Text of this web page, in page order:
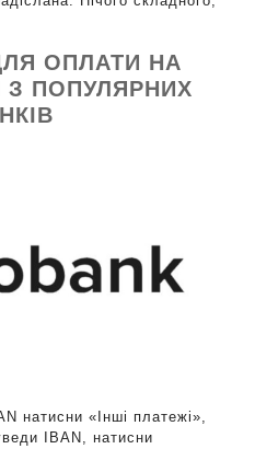
ОПЛАТИ НА
З ПОПУЛЯРНИХ
натисни «Інші платежі»,
IBAN, натисни